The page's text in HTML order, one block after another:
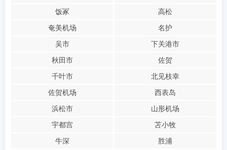
饭冢
高松
奄美机场
名护
吴市
下关港市
秋田市
佐贺
千叶市
北见枝幸
佐贺机场
西表岛
浜松市
山形机场
宇都宫
苫小牧
牛深
胜浦